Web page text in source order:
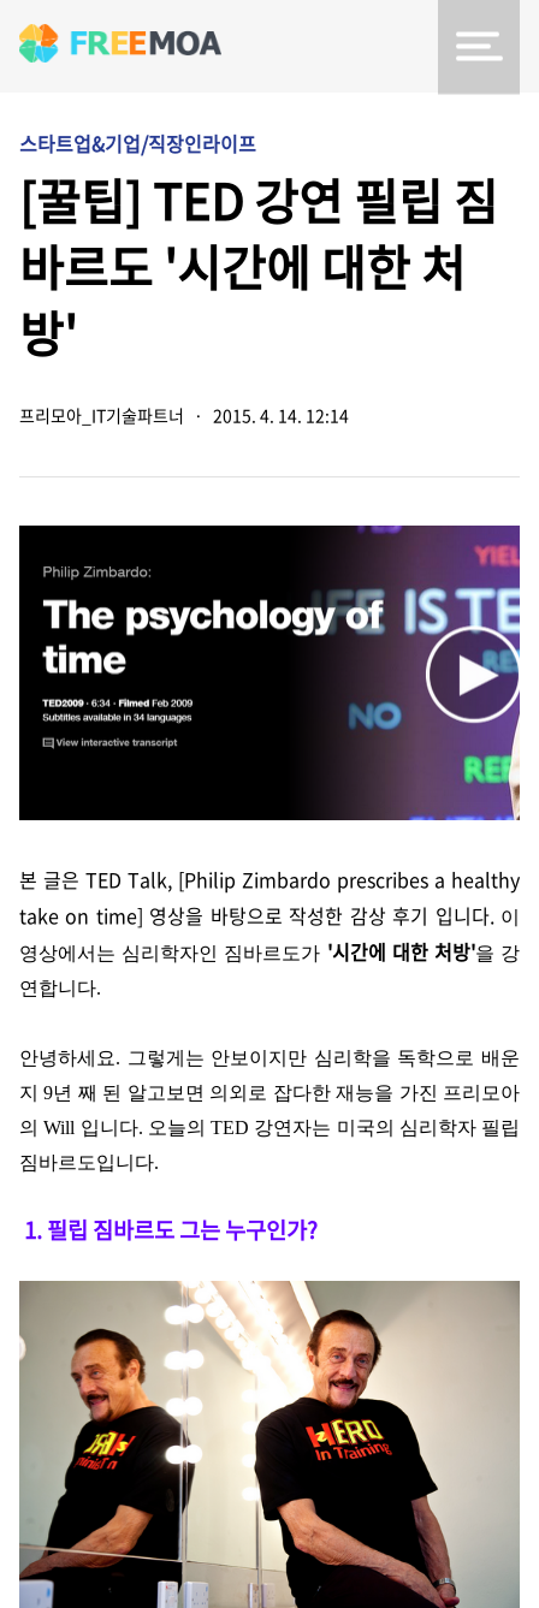
스타트업&기업/직장인라이프
[꿀팁] TED 강연 필립 짐
바르도 '시간에 대한 처
방'
프리모아_IT기술파트너 · 2015. 4. 14. 12:14
본 글은 TED Talk, [Philip Zimbardo prescribes a healthy
take on time] 영상을 바탕으로 작성한 감상 후기 입니다. 이
영상에서는 심리학자인 짐바르도가 '시간에 대한 처방'을 강
연합니다.
안녕하세요. 그렇게는 안보이지만 심리학을 독학으로 배운
지 9년 째 된 알고보면 의외로 잡다한 재능을 가진 프리모아
의 Will 입니다. 오늘의 TED 강연자는 미국의 심리학자 필립
짐바르도입니다.
1. 필립 짐바르도 그는 누구인가?